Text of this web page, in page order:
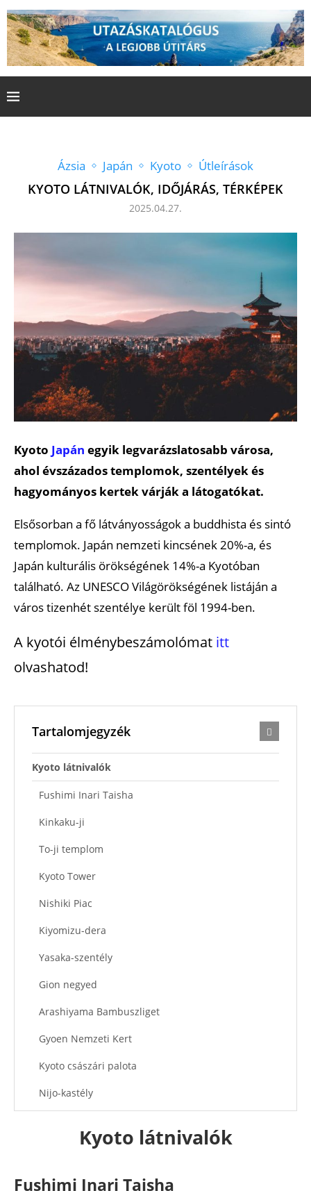
Ázsia Japán Kyoto Útleírások
KYOTO LÁTNIVALÓK, IDŐJÁRÁS, TÉRKÉPEK
2025.04.27.
Kyoto Japán egyik legvarázslatosabb városa,
ahol évszázados templomok, szentélyek és
hagyományos kertek várják a látogatókat.
Elsősorban a fő látványosságok a buddhista és sintó
templomok. Japán nemzeti kincsének 20%-a, és
Japán kulturális örökségének 14%-a Kyotóban
található. Az UNESCO Világörökségének listáján a
város tizenhét szentélye került föl 1994-ben.
A kyotói élménybeszámolómat itt
olvashatod!
Tartalomjegyzék
Kyoto látnivalók
Fushimi Inari Taisha
Kinkaku-ji
To-ji templom
Kyoto Tower
Nishiki Piac
Kiyomizu-dera
Yasaka-szentély
Gion negyed
Arashiyama Bambuszliget
Gyoen Nemzeti Kert
Kyoto császári palota
Nijo-kastély
Ginkaku-jiKyoto látnivalók
Fushimi Inari Taisha